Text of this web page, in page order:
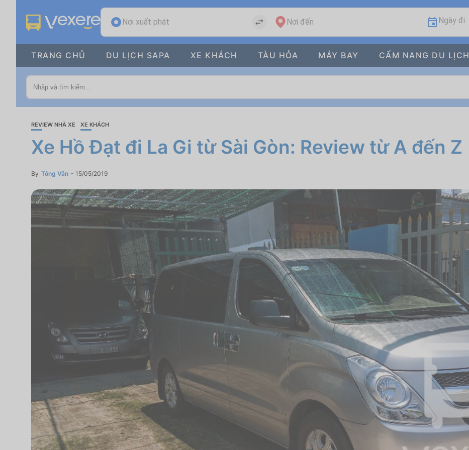
Nơi xuất phát Nơi đến Ngày đi
TRANG CHỦ DU LỊCH SAPA XE KHÁCH TÀU HỎA MÁY BAY CẨM NANG DU LỊCH
REVIEW NHÀ XE XE KHÁCH
Xe Hồ Đạt đi La Gi từ Sài Gòn: Review từ A đến Z
By Tống Vân 15/05/2019